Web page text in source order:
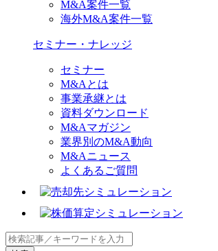
M&A案件一覧
海外M&A案件一覧
セミナー・ナレッジ
セミナー
M&Aとは
事業承継とは
資料ダウンロード
M&Aマガジン
業界別のM&A動向
M&Aニュース
よくあるご質問